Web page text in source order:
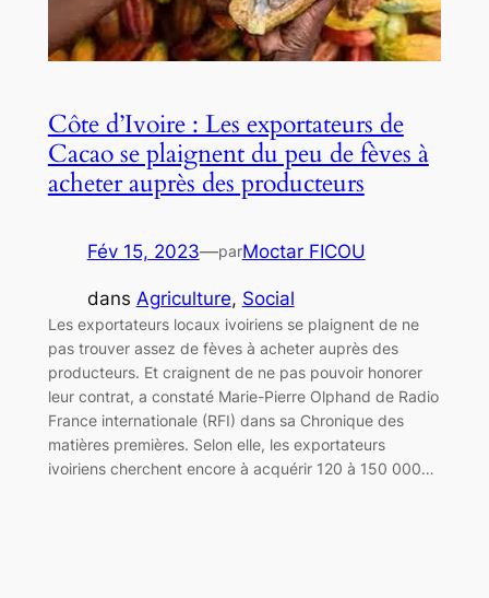
Côte d’Ivoire : Les exportateurs de
Cacao se plaignent du peu de fèves à
acheter auprès des producteurs
Fév 15, 2023—parMoctar FICOU
dans Agriculture, Social
Les exportateurs locaux ivoiriens se plaignent de ne
pas trouver assez de fèves à acheter auprès des
producteurs. Et craignent de ne pas pouvoir honorer
leur contrat, a constaté Marie-Pierre Olphand de Radio
France internationale (RFI) dans sa Chronique des
matières premières. Selon elle, les exportateurs
ivoiriens cherchent encore à acquérir 120 à 150 000…